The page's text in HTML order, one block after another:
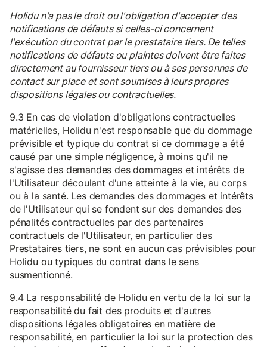
Holidu n'a pas le droit ou l'obligation d'accepter des
notifications de défauts si celles-ci concernent
l'exécution du contrat par le prestataire tiers. De telles
notifications de défauts ou plaintes doivent être faites
directement au fournisseur tiers ou à ses personnes de
contact sur place et sont soumises à leurs propres
dispositions légales ou contractuelles.
9.3 En cas de violation d'obligations contractuelles
matérielles, Holidu n'est responsable que du dommage
prévisible et typique du contrat si ce dommage a été
causé par une simple négligence, à moins qu'il ne
s'agisse des demandes des dommages et intérêts de
l'Utilisateur découlant d'une atteinte à la vie, au corps
ou à la santé. Les demandes des dommages et intérêts
de l'Utilisateur qui se fondent sur des demandes des
pénalités contractuelles par des partenaires
contractuels de l'Utilisateur, en particulier des
Prestataires tiers, ne sont en aucun cas prévisibles pour
Holidu ou typiques du contrat dans le sens
susmentionné.
9.4 La responsabilité de Holidu en vertu de la loi sur la
responsabilité du fait des produits et d'autres
dispositions légales obligatoires en matière de
responsabilité, en particulier la loi sur la protection des